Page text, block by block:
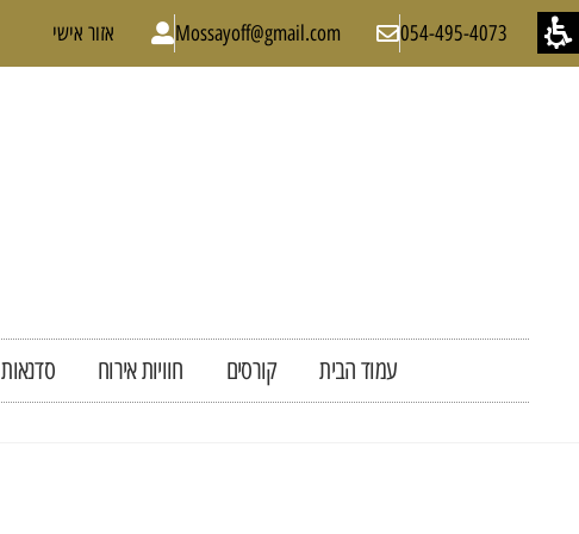
054-495-4073
Mossayoff@gmail.com אזור אישי
עמוד הבית קורסים חוויות אירוח סדנאות